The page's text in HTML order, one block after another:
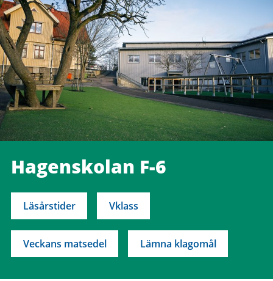
Hagenskolan F-6
Läsårstider Vklass
Veckans matsedel Lämna klagomål